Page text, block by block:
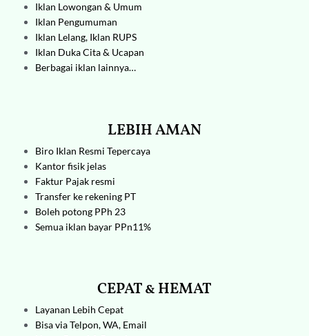
Iklan Lowongan & Umum
Iklan Pengumuman
Iklan Lelang, Iklan RUPS
Iklan Duka Cita & Ucapan
Berbagai iklan lainnya…
LEBIH AMAN
Biro Iklan Resmi Tepercaya
Kantor fisik jelas
Faktur Pajak resmi
Transfer ke rekening PT
Boleh potong PPh 23
Semua iklan bayar PPn11%
CEPAT & HEMAT
Layanan Lebih Cepat
Bisa via Telpon, WA, Email